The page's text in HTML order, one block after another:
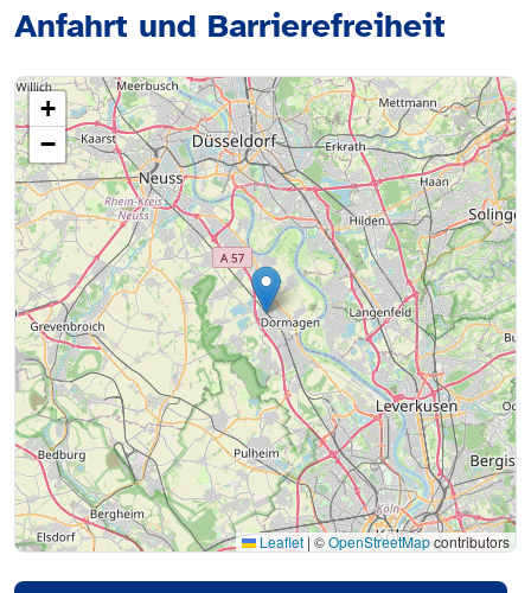
Anfahrt und Barrierefreiheit
+
−
Leaflet | ©OpenStreetMapcontributors